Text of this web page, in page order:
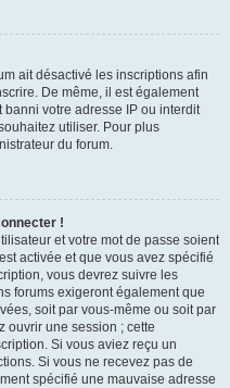
ait désactivé les inscriptions afin
De même, il est également
banni votre adresse IP ou interdit
utiliser. Pour plus
du forum.
!
et votre mot de passe soient
activée et que vous avez spécifié
vous devrez suivre les
forums exigeront également que
soit par vous-même ou soit par
ouvrir une session ; cette
Si vous aviez reçu un
Si vous ne recevez pas de
spécifié une mauvaise adresse